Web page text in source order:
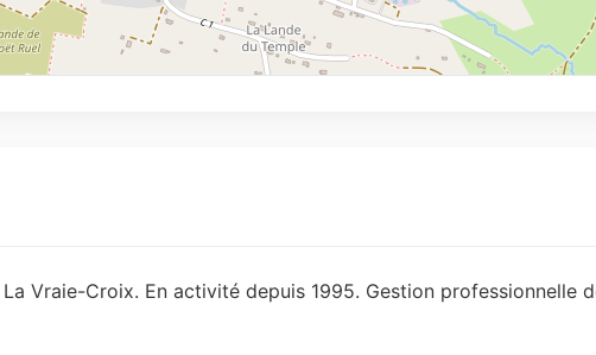
Vraie-Croix. En activité depuis 1995. Gestion professionnelle